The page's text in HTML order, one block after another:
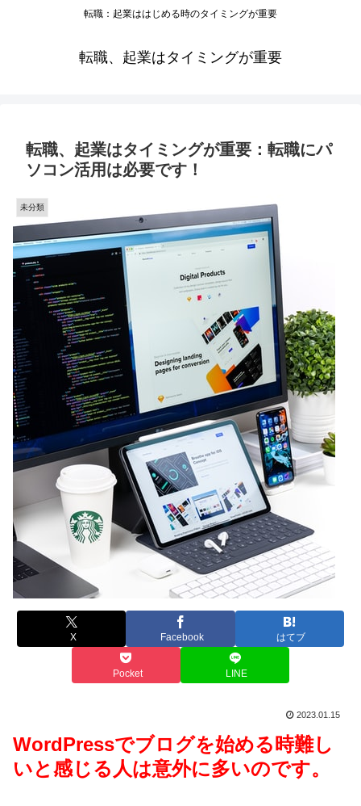
転職：起業ははじめる時のタイミングが重要
転職、起業はタイミングが重要
転職、起業はタイミングが重要：転職にパ
ソコン活用は必要です！
未分類
X Facebook はてブ
Pocket LINE
2023.01.15
WordPressでブログを始める時難し
いと感じる人は意外に多いのです。